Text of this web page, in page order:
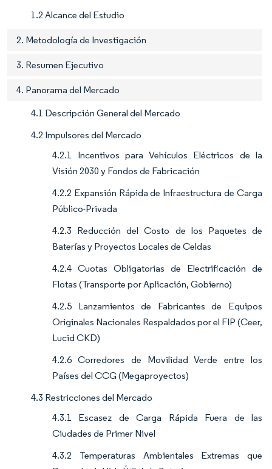
1.2 Alcance del Estudio
2. Metodología de Investigación
3. Resumen Ejecutivo
4. Panorama del Mercado
4.1 Descripción General del Mercado
4.2 Impulsores del Mercado
4.2.1 Incentivos para Vehículos Eléctricos de la
Visión 2030 y Fondos de Fabricación
4.2.2 Expansión Rápida de Infraestructura de Carga
Público-Privada
4.2.3 Reducción del Costo de los Paquetes de
Baterías y Proyectos Locales de Celdas
4.2.4 Cuotas Obligatorias de Electrificación de
Flotas (Transporte por Aplicación, Gobierno)
4.2.5 Lanzamientos de Fabricantes de Equipos
Originales Nacionales Respaldados por el FIP (Ceer,
Lucid CKD)
4.2.6 Corredores de Movilidad Verde entre los
Países del CCG (Megaproyectos)
4.3 Restricciones del Mercado
4.3.1 Escasez de Carga Rápida Fuera de las
Ciudades de Primer Nivel
4.3.2 Temperaturas Ambientales Extremas que